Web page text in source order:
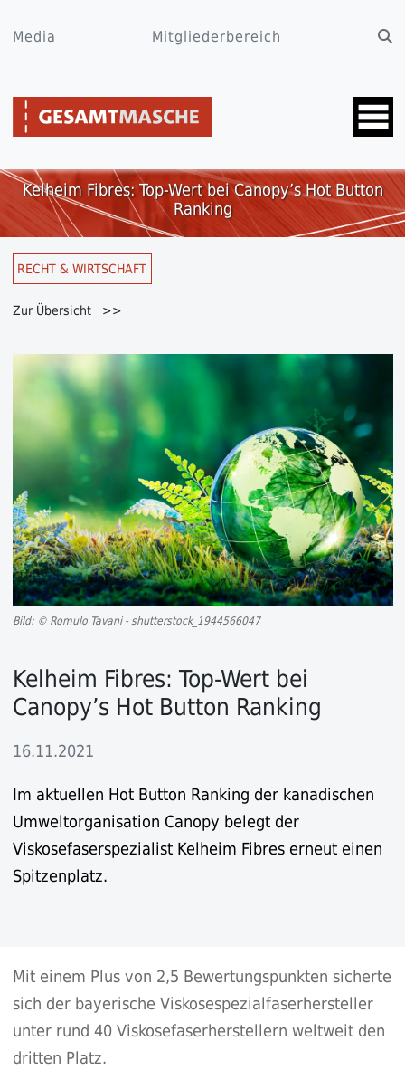
Media Mitgliederbereich
Kelheim Fibres: Top-Wert bei Canopy’s Hot Button
Ranking
RECHT & WIRTSCHAFT
Zur Übersicht >>
Bild: © Romulo Tavani - shutterstock_1944566047
Kelheim Fibres: Top-Wert bei
Canopy’s Hot Button Ranking
16.11.2021
Im aktuellen Hot Button Ranking der kanadischen
Umweltorganisation Canopy belegt der
Viskosefaserspezialist Kelheim Fibres erneut einen
Spitzenplatz.
Mit einem Plus von 2,5 Bewertungspunkten sicherte
sich der bayerische Viskosespezialfaserhersteller
unter rund 40 Viskosefaserherstellern weltweit den
dritten Platz.